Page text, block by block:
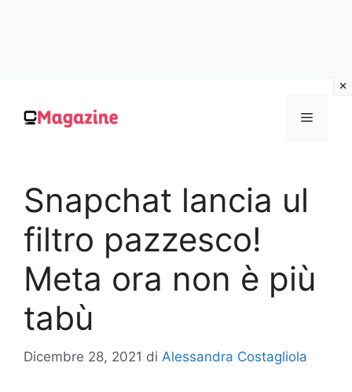
contenuto
MENU
Snapchat lancia ul
filtro pazzesco!
Meta ora non è più
tabù
Dicembre 28, 2021 di Alessandra Costagliola